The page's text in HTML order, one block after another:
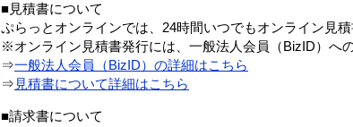
■見積書について
ぷらっとオンラインでは、24時間いつでもオンライン見
※オンライン見積書発行には、一般法人会員（BizID）へ
⇒一般法人会員（BizID）の詳細はこちら
⇒ 見積書について詳細はこちら
■請求書について